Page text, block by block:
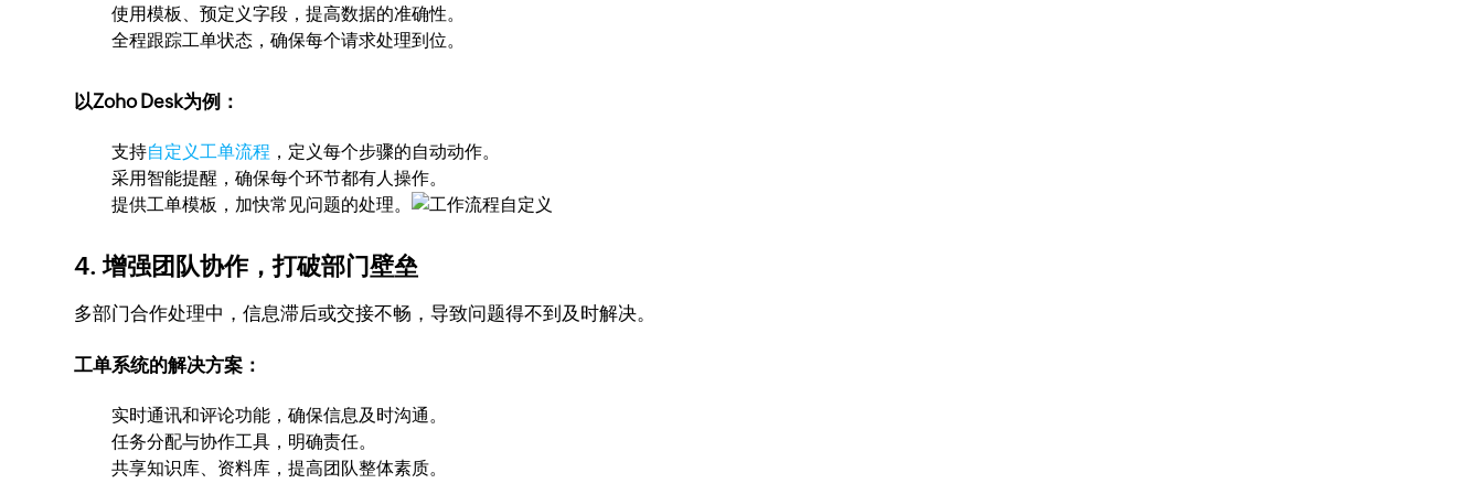
使用模板、预定义字段，提高数据的准确性。
全程跟踪工单状态，确保每个请求处理到位。
以Zoho Desk为例：
支持自定义工单流程 ，定义每个步骤的自动动作。
采用智能提醒，确保每个环节都有人操作。
提供工单模板，加快常见问题的处理。
4. 增强团队协作，打破部门壁垒
多部门合作处理中，信息滞后或交接不畅，导致问题得不到及时解决。
工单系统的解决方案：
实时通讯和评论功能，确保信息及时沟通。
任务分配与协作工具，明确责任。
共享知识库、资料库，提高团队整体素质。